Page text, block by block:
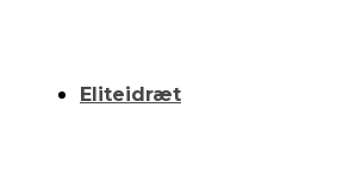
Eliteidræt